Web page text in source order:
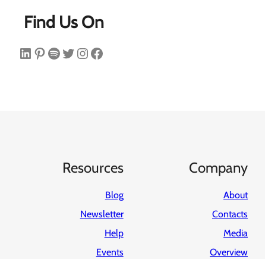
Find Us On
فیس‌بوک اینستاگرم توییتر اسپاتیفای پینترست لینکداین
Company
About
Contacts
Media
Overview
Resources
Blog
Newsletter
Help
Events